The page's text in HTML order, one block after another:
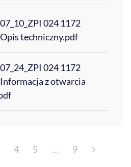
024 1172
techniczny.pdf
024 1172
z otwarcia
4 5 … 9